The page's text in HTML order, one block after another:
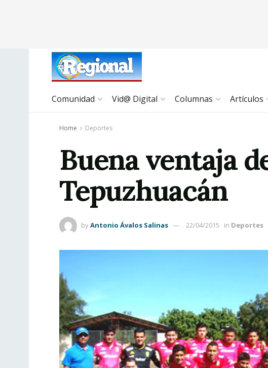
Comunidad Vid@ Digital Columnas Artículos
Home Deportes
Buena ventaja
Tepuzhuacán
byAntonio Ávalos Salinas 22/04/2015 in Deportes